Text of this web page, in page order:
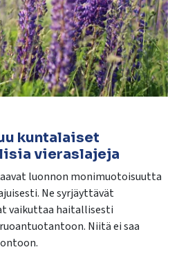
kuntalaiset
vieraslajeja
luonnon monimuotoisuutta
Ne syrjäyttävät
vaikuttaa haitallisesti
Niitä ei saa